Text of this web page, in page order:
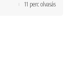
11 perc olvasás